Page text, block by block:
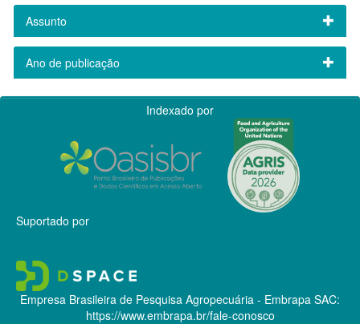
Assunto
Ano de publicação
Indexado por
Suportado por
Empresa Brasileira de Pesquisa Agropecuária - Embrapa SAC:
https://www.embrapa.br/fale-conosco